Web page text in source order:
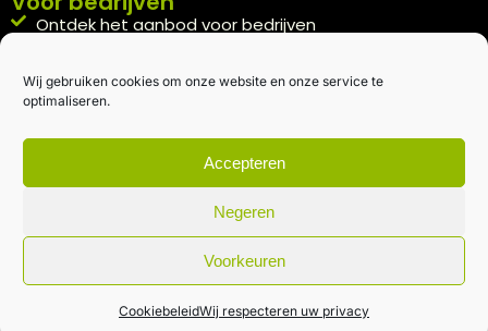
Wij gebruiken cookies om onze website en onze service te
optimaliseren.
Accepteren
Negeren
Voorkeuren
CookiebeleidWij respecteren uw privacy
Ontdek het aanbod voor bedrijven
Kennismakingspakket aanvragen
Blijft op de hoogte
Rechtstreeks van het veld naar je inbox.
Inschrijven nieuwsbrief
Algemene voorwaarden|Privacybeleid| gemaakt met door
creativitijd